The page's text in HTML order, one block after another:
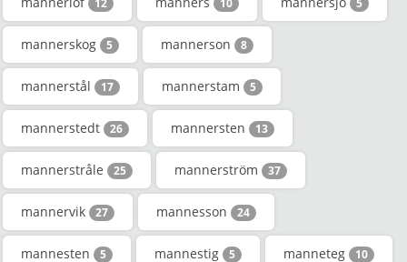
12 10 5
mannerskog 5 mannerson 8
mannerstål 17 mannerstam 5
mannerstedt 26 mannersten 13
mannerstråle 25 mannerström 37
mannervik 27 mannesson 24
mannesten 5 mannestig 5 manneteg 10